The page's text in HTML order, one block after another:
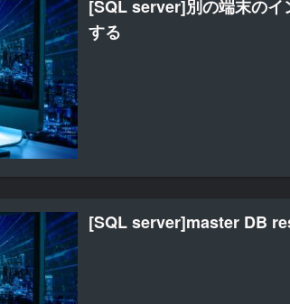
[SQL server]別の端末のイ
する
[SQL server]master DB